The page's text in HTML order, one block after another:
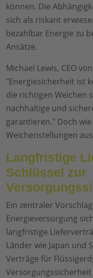
können. Die
sich als riskant
bezahlbar Energie zu
Ansätze.
Michael Lewis, CEO
"Energiesicherheit ist
die richtigen Weichen
nachhaltige und
garantieren." Doch
Weichenstellungen
Langfristige
Schlüssel zur
Ein zentraler
Energieversorgung
langfristige
Länder wie Japan und
Verträge für